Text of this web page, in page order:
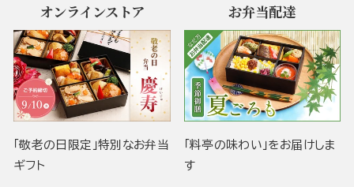
オンラインストア
「敬老の日限定」特別なお弁当
ギフト
お弁当配達
「料亭の味わい」をお届けしま
す